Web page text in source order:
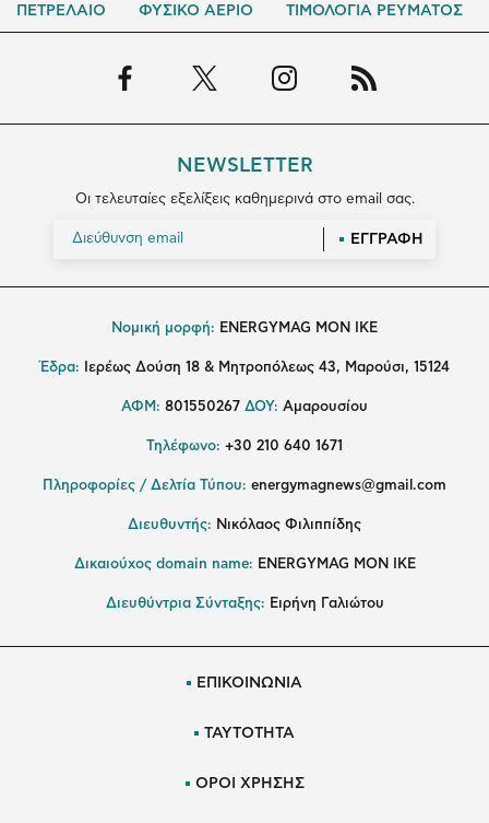
ΠΕΤΡΕΛΑΙΟ ΦΥΣΙΚΟ ΑΕΡΙΟ ΤΙΜΟΛΟΓΙΑ ΡΕΥΜΑΤΟΣ
NEWSLETTER
Οι τελευταίες εξελίξεις καθημερινά στο email σας.
ΕΓΓΡΑΦΗ
Νομική μορφή: ENERGYMAG MON IKE
Έδρα: Ιερέως Δούση 18 & Μητροπόλεως 43, Μαρούσι, 15124
ΑΦΜ: 801550267 ΔΟΥ: Αμαρουσίου
Τηλέφωνο: +30 210 640 1671
Πληροφορίες / Δελτία Τύπου: energymagnews@gmail.com
Διευθυντής: Νικόλαος Φιλιππίδης
Δικαιούχος domain name: ENERGYMAG ΜΟΝ ΙΚΕ
Διευθύντρια Σύνταξης: Ειρήνη Γαλιώτου
ΕΠΙΚΟΙΝΩΝΙΑ
ΤΑΥΤΟΤΗΤΑ
ΟΡΟΙ ΧΡΗΣΗΣ